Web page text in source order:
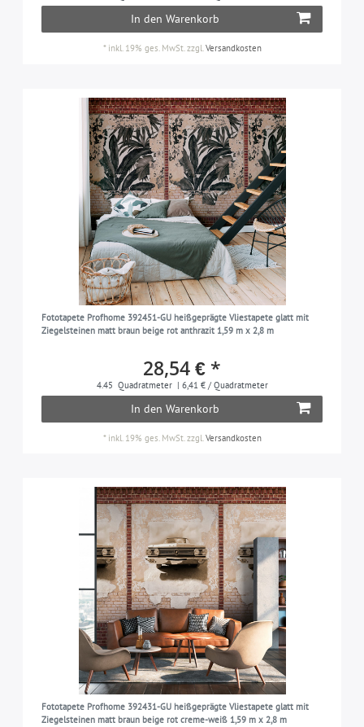
In den Warenkorb
* inkl. 19% ges. MwSt.zzgl.Versandkosten
Fototapete Profhome 392451-GU heißgeprägte Vliestapete glatt mit
Ziegelsteinen matt braun beige rot anthrazit 1,59 m x 2,8 m
28,54 € *
4.45 Quadratmeter | 6,41 € / Quadratmeter
In den Warenkorb
* inkl. 19% ges. MwSt. zzgl. Versandkosten
Fototapete Profhome 392431-GU heißgeprägte Vliestapete glatt mit
Ziegelsteinen matt braun beige rot creme-weiß 1,59 m x 2,8 m